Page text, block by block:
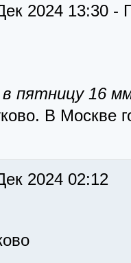
2024 13:30 -
в пятницу 16
В Москве
2024 02:12